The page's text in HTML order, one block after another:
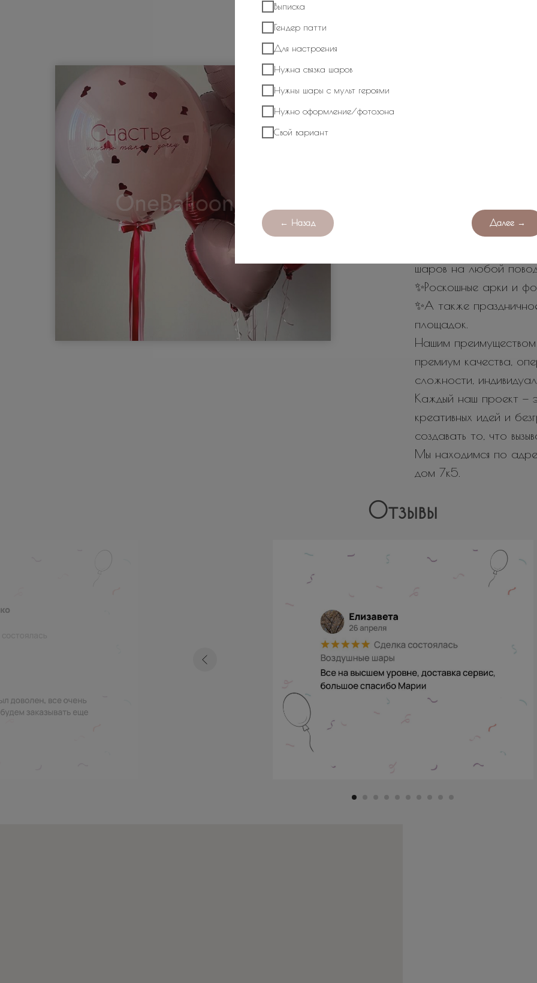
Выписка
Гендер патти
Для настроения
Нужна связка шаров
Нужны шары с мульт героями
Нужно оформление/фотозона
Свой вариант
← Назад Далее →
любых мероприятий.
У нас вы найдете:
шаров на любой
✨Роскошные арки и
✨А также
площадок.
Нашим преимуществом
премиум качества,
сложности,
Каждый наш проект —
креативных идей и
создавать то, что
Мы находимся по
дом 7к5.
Отзывы